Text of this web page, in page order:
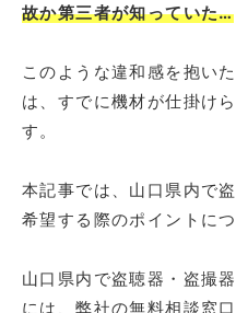
故か第三者が知っていた…
このような違和感を抱い
は、すでに機材が仕掛け
す。
本記事では、山口県内で
希望する際のポイントに
山口県内で盗聴器・盗撮
には、弊社の無料相談窓